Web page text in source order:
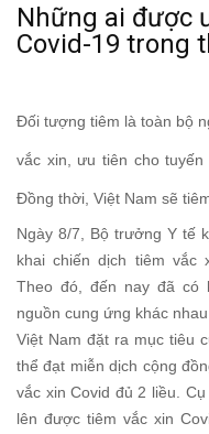
Những ai được
Covid-19 trong
Đối tượng tiêm là toàn bộ
vắc xin, ưu tiên cho
Đồng thời, Việt Nam sẽ
Ngày 8/7, Bộ trưởng Y tế
khai chiến dịch tiêm vắc
Theo đó, đến nay đã có
nguồn cung ứng khác
Việt Nam đặt ra mục tiêu
thể đạt miễn dịch cộng
vắc xin Covid đủ 2 liều.
lên được tiêm vắc xin